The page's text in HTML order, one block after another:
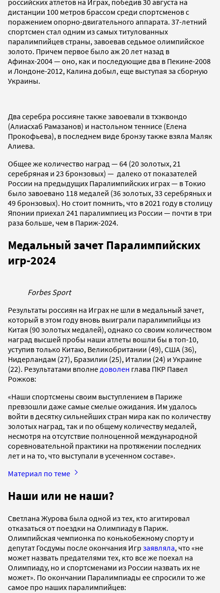
дистанции 100 метров брассом среди спортсменов с
поражением опорно-двигательного аппарата. 37-летний
спортсмен стал одним из самых титулованных
паралимпийцев страны, завоевав седьмое олимпийское
золото. Причем первое было аж 20 лет назад в
Афинах-2004 — оно, как и последующие два в Пекине-2008
и Лондоне-2012, Калина добыл, еще выступая за сборную
Украины.
Два серебра россияне также завоевали в тхэквондо
(Алиасхаб Рамазанов) и настольном теннисе (Елена
Прокофьева), в последнем виде бронзу также взяла Маляк
Алиева.
Общее же количество наград — 64 (20 золотых, 21
серебряная и 23 бронзовых) — далеко от показателей
России на предыдущих Паралимпийских играх — в Токио
было завоевано 118 медалей (36 золотых, 33 серебряных и
49 бронзовых). Но стоит помнить, что в 2021 году в столицу
Японии приехал 241 паралимпиец из России — почти в три
раза больше, чем в Париж-2024.
Медальный зачет Паралимпийских
игр-2024
Forbes Sport
Результаты россиян на Играх не шли в медальный зачет,
который в этом году вновь выиграли паралимпийцы из
Китая (90 золотых медалей), однако со своим количеством
наград высшей пробы наши атлеты вошли бы в топ-10,
уступив только Китаю, Великобритании (49), США (36),
Нидерландам (27), Бразилии (25), Италии (24) и Украине
(22). Результатами вполнедоволен глава ПКР Павел
Рожков:
«Наши спортсмены своим выступлением в Париже
превзошли даже самые смелые ожидания. Им удалось
войти в десятку сильнейших стран мира как по количеству
золотых наград, так и по общему количеству медалей,
несмотря на отсутствие полноценной международной
соревновательной практики на протяжении последних
лет и на то, что выступали в усеченном составе».
Материал по теме
Наши или не наши?
Светлана Журова была одной из тех, кто агитировал
отказаться от поездки на Олимпиаду в Париж.
Олимпийская чемпионка по конькобежному спорту и
депутат Госдумы после окончания Игр заявляла, что «не
может назвать предателями тех, кто все же поехал на
Олимпиаду, но и спортсменами из России назвать их не
может». По окончании Паралимпиады ее спросили то же
самое про наших паралимпийцев: